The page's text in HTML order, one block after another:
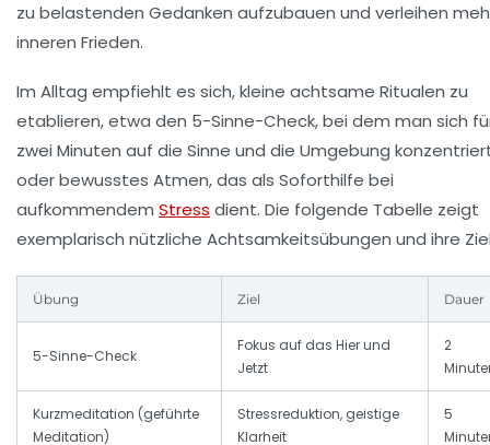
zu belastenden Gedanken aufzubauen und verleihen
inneren Frieden.
Im Alltag empfiehlt es sich, kleine achtsame Ritualen zu
etablieren, etwa den 5-Sinne-Check, bei dem man sich
zwei Minuten auf die Sinne und die Umgebung
oder bewusstes Atmen, das als Soforthilfe bei
aufkommendem Stress dient. Die folgende Tabelle zeigt
exemplarisch nützliche Achtsamkeitsübungen und ihre
Übung Ziel Dauer
5-Sinne-Check
Fokus auf das Hier und
Jetzt
2
Kurzmeditation (geführte
Meditation)
Stressreduktion, geistige
Klarheit
5